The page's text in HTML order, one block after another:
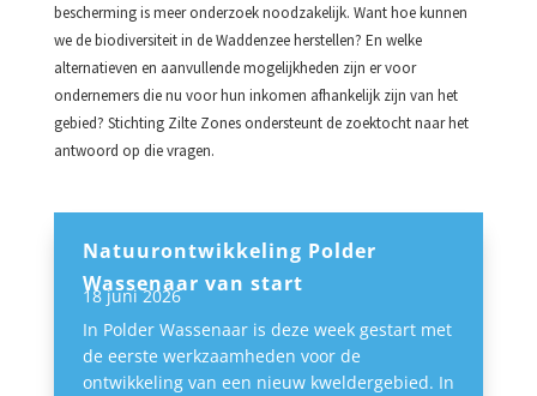
bescherming is meer onderzoek noodzakelijk. Want hoe kunnen
we de biodiversiteit in de Waddenzee herstellen? En welke
alternatieven en aanvullende mogelijkheden zijn er voor
ondernemers die nu voor hun inkomen afhankelijk zijn van het
gebied? Stichting Zilte Zones ondersteunt de zoektocht naar het
antwoord op die vragen.
Natuurontwikkeling Polder
Wassenaar van start
18 juni 2026
In Polder Wassenaar is deze week gestart met
de eerste werkzaamheden voor de
ontwikkeling van een nieuw kweldergebied. In